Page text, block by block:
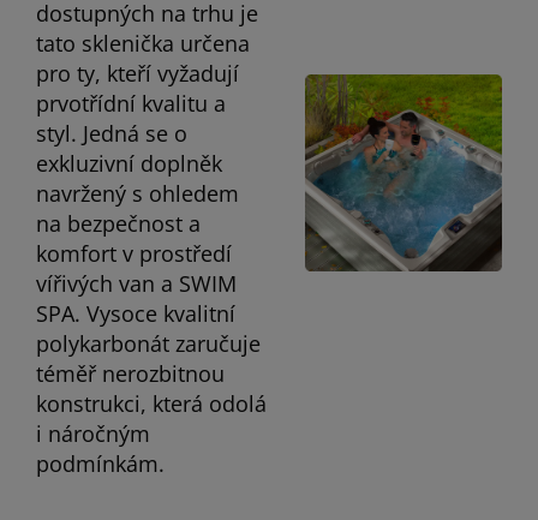
dostupných na trhu je
tato sklenička určena
pro ty, kteří vyžadují
prvotřídní kvalitu a
styl. Jedná se o
exkluzivní doplněk
navržený s ohledem
na bezpečnost a
komfort v prostředí
vířivých van a SWIM
SPA. Vysoce kvalitní
polykarbonát zaručuje
téměř nerozbitnou
konstrukci, která odolá
i náročným
podmínkám.